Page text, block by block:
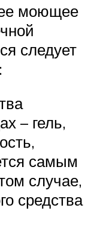
моющее
следует
– гель,
самым
случае,
средства